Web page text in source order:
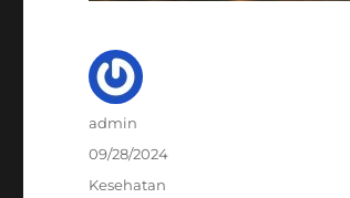
Author
admin
Posted
09/28/2024
Categories
Kesehatan